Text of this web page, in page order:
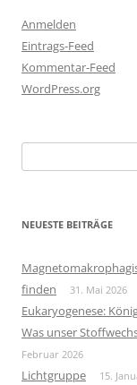
Anmelden
Eintrags-Feed
Kommentar-Feed
WordPress.org
nach:
NEUESTE BEITRÄGE
finden
31. Mai 2026
Eukaryogenese:
Was unser
Februar 2026
Lichtgruppe 15.